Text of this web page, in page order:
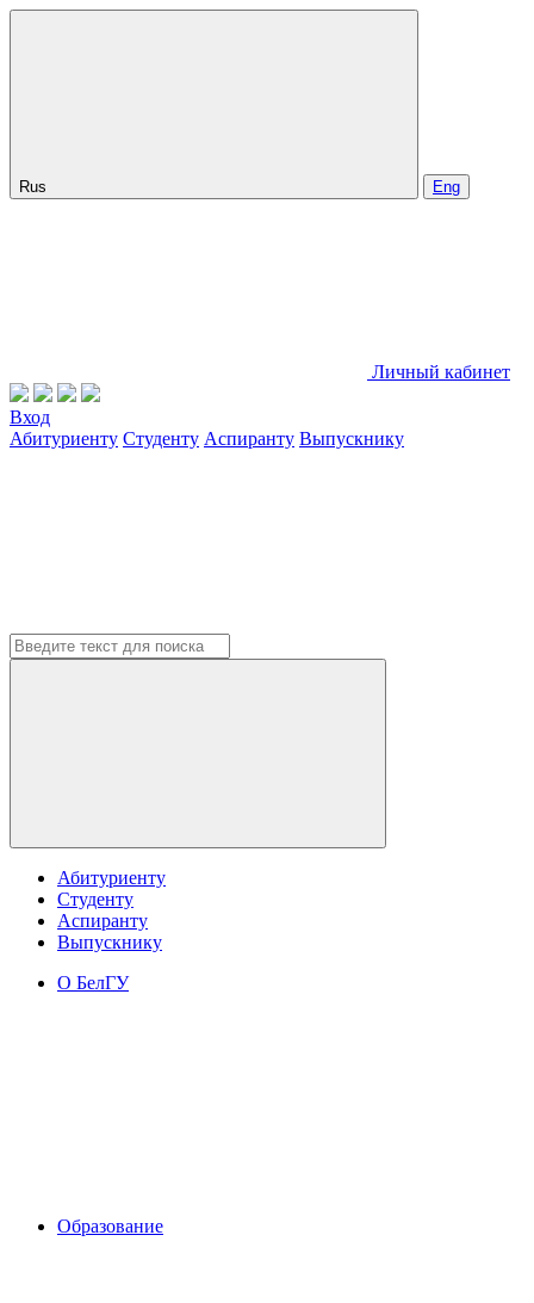
Rus Eng
Личный кабинет
Вход
Абитуриенту Студенту Аспиранту Выпускнику
Абитуриенту
Студенту
Аспиранту
Выпускнику
О БелГУ
Образование